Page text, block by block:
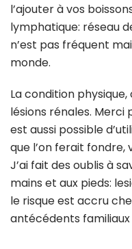
l’ajouter à vos
lymphatique: réseau
n’est pas fréquent
monde.
La condition
lésions rénales. Merci
est aussi possible
que l’on ferait fondre,
J’ai fait des oublis à
mains et aux pieds:
le risque est accru
antécédents familiaux